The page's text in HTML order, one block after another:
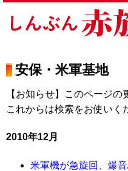
安保・米軍基地
【お知らせ】このページの
これからは検索をお使い
2010年12月
米軍機が急旋回、爆音